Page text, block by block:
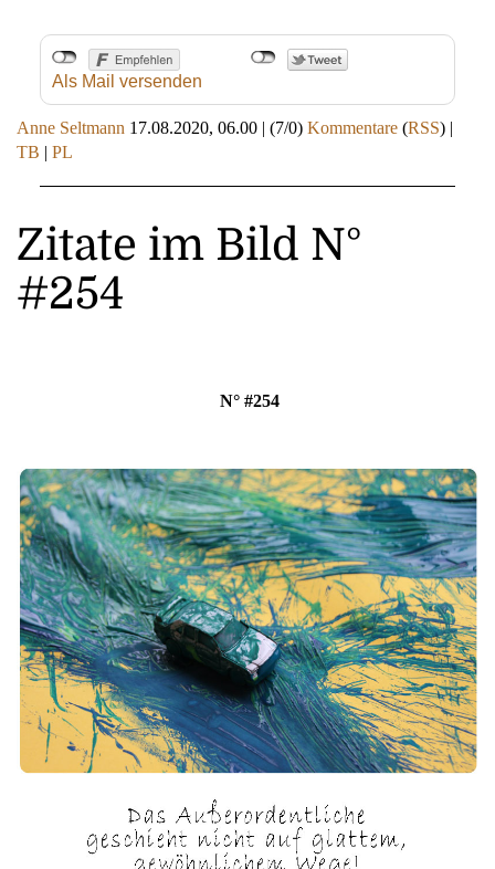
Als Mail versenden
Anne Seltmann 17.08.2020, 06.00 | (7/0) Kommentare (RSS) |
TB | PL
Zitate im Bild N°
#254
N° #254